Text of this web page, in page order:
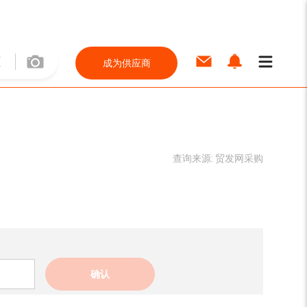
成为供应商
查询来源: 贸发网采购
确认